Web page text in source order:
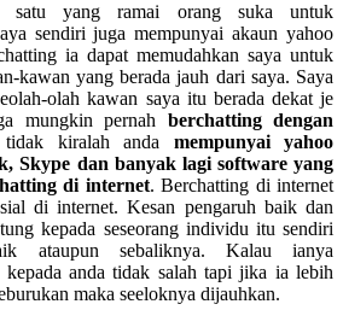
satu yang ramai orang suka untuk
sendiri juga mempunyai akaun yahoo
ia dapat memudahkan saya untuk
kawan yang berada jauh dari saya. Saya
olah kawan saya itu berada dekat je
mungkin pernah berchatting dengan
kiralah anda mempunyai yahoo
Skype dan banyak lagi software yang
di internet. Berchatting di internet
di internet. Kesan pengaruh baik dan
kepada seseorang individu itu sendiri
ataupun sebaliknya. Kalau ianya
kepada anda tidak salah tapi jika ia lebih
maka seeloknya dijauhkan.